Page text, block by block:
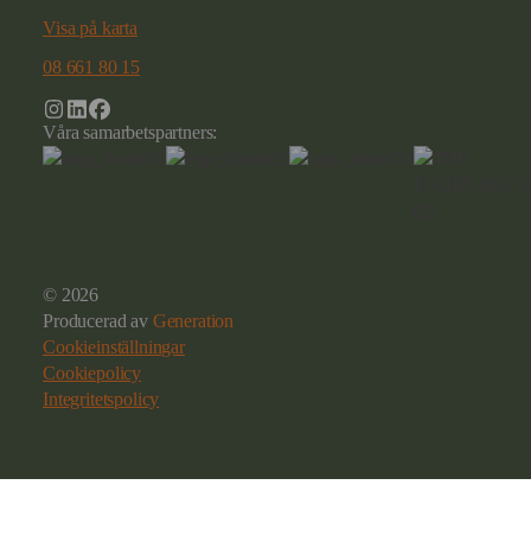
Visa på karta
08 661 80 15
Våra samarbetspartners:
© 2026
Producerad av Generation
Cookieinställningar
Cookiepolicy
Integritetspolicy